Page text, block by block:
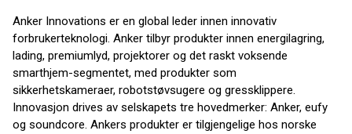
Anker Innovations er en global leder innen innovativ
forbrukerteknologi. Anker tilbyr produkter innen energilagring,
lading, premiumlyd, projektorer og det raskt voksende
smarthjem-segmentet, med produkter som
sikkerhetskameraer, robotstøvsugere og gressklippere.
Innovasjon drives av selskapets tre hovedmerker: Anker, eufy
og soundcore. Ankers produkter er tilgjengelige hos norske